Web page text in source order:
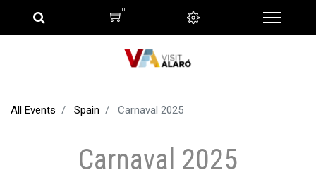
0
All Events Spain Carnaval 2025
Carnaval 2025